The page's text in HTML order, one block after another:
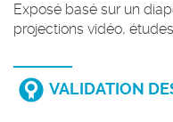
Exposé basé sur un
projections vidéo,
VALIDATION